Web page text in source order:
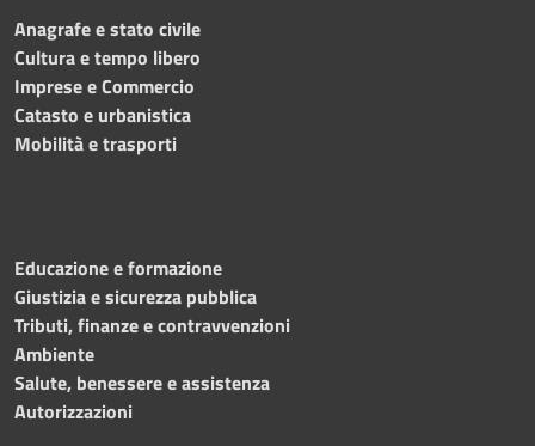
Anagrafe e stato civile
Cultura e tempo libero
Imprese e Commercio
Catasto e urbanistica
Mobilità e trasporti
Educazione e formazione
Giustizia e sicurezza pubblica
Tributi, finanze e contravvenzioni
Ambiente
Salute, benessere e assistenza
Autorizzazioni